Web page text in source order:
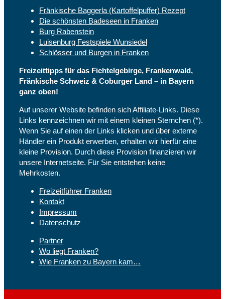
Fränkische Baggerla (Kartoffelpuffer) Rezept
Die schönsten Badeseen in Franken
Burg Rabenstein
Luisenburg Festspiele Wunsiedel
Schlösser und Burgen in Franken
Freizeittipps für das Fichtelgebirge, Frankenwald,
Fränkische Schweiz & Coburger Land – in Bayern
ganz oben!
Auf unserer Website befinden sich Affiliate-Links. Diese
Links kennzeichnen wir mit einem kleinen Sternchen (*).
Wenn Sie auf einen der Links klicken und über externe
Händler ein Produkt erwerben, erhalten wir hierfür eine
kleine Provision. Durch diese Provision finanzieren wir
unsere Internetseite. Für Sie entstehen keine
Mehrkosten.
Freizeitführer Franken
Kontakt
Impressum
Datenschutz
Partner
Wo liegt Franken?
Wie Franken zu Bayern kam…